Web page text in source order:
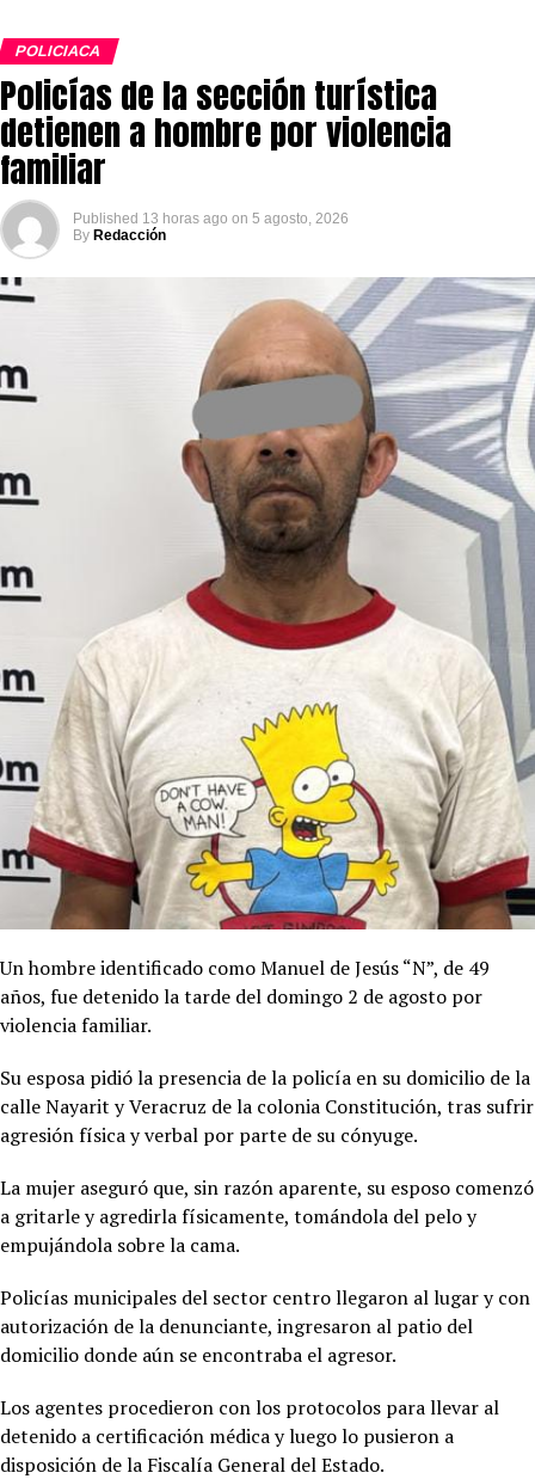
POLICIACA
Policías de la sección turística
detienen a hombre por violencia
familiar
Published 13 horas ago on 5 agosto, 2026
By Redacción
Un hombre identificado como Manuel de Jesús “N”, de 49
años, fue detenido la tarde del domingo 2 de agosto por
violencia familiar.
Su esposa pidió la presencia de la policía en su domicilio de la
calle Nayarit y Veracruz de la colonia Constitución, tras sufrir
agresión física y verbal por parte de su cónyuge.
La mujer aseguró que, sin razón aparente, su esposo comenzó
a gritarle y agredirla físicamente, tomándola del pelo y
empujándola sobre la cama.
Policías municipales del sector centro llegaron al lugar y con
autorización de la denunciante, ingresaron al patio del
domicilio donde aún se encontraba el agresor.
Los agentes procedieron con los protocolos para llevar al
detenido a certificación médica y luego lo pusieron a
disposición de la Fiscalía General del Estado.